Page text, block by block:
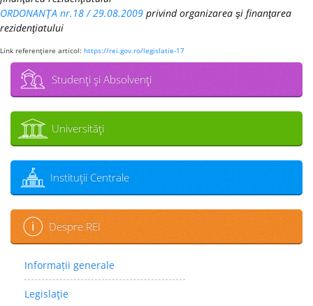
ORDONANŢA nr.18 / 29.08.2009 privind organizarea şi finanţarea
rezidenţiatului
Link referenţiere articol: https://rei.gov.ro/legislatie-17
Studenţi şi Absolvenţi
Universităţi
Instituţii Centrale
Despre REI
Informații generale
Legislaţie